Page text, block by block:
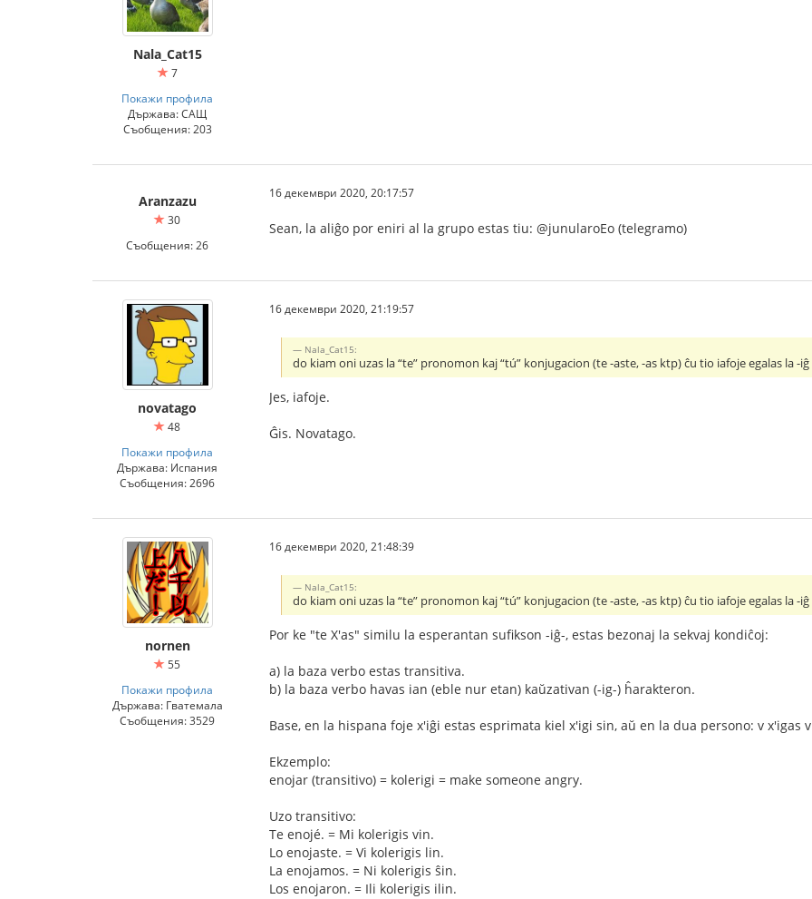
Nala_Cat15
7
Покажи профила
Държава: САЩ
Съобщения: 203
Aranzazu
30
Съобщения: 26
16 декември 2020, 20:17:57
Sean, la aliĝo por eniri al la grupo estas tiu: @junularoEo (telegramo)
novatago
48
Покажи профила
Държава: Испания
Съобщения: 2696
16 декември 2020, 21:19:57
Nala_Cat15:
do kiam oni uzas la “te” pronomon kaj “tú” konjugacion (te -aste, -as ktp) ĉu tio iafoje egalas la -
Jes, iafoje.
Ĝis. Novatago.
nornen
55
Покажи профила
Държава: Гватемала
Съобщения: 3529
16 декември 2020, 21:48:39
Nala_Cat15:
do kiam oni uzas la “te” pronomon kaj “tú” konjugacion (te -aste, -as ktp) ĉu tio iafoje egalas la -
Por ke "te X'as" similu la esperantan sufikson -iĝ-, estas bezonaj la sekvaj kondiĉoj:
a) la baza verbo estas transitiva.
b) la baza verbo havas ian (eble nur etan) kaŭzativan (-ig-) ĥarakteron.
Base, en la hispana foje x'iĝi estas esprimata kiel x'igi sin, aŭ en la dua persono: v x'igas
Ekzemplo:
enojar (transitivo) = kolerigi = make someone angry.
Uzo transitivo:
Te enojé. = Mi kolerigis vin.
Lo enojaste. = Vi kolerigis lin.
La enojamos. = Ni kolerigis ŝin.
Los enojaron. = Ili kolerigis ilin.